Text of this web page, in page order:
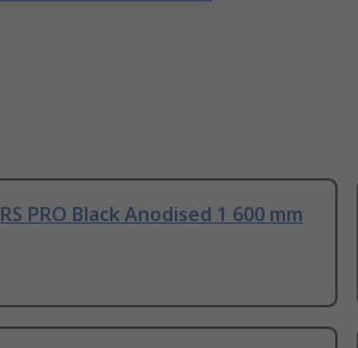
RS PRO Black Anodised 1 600 mm